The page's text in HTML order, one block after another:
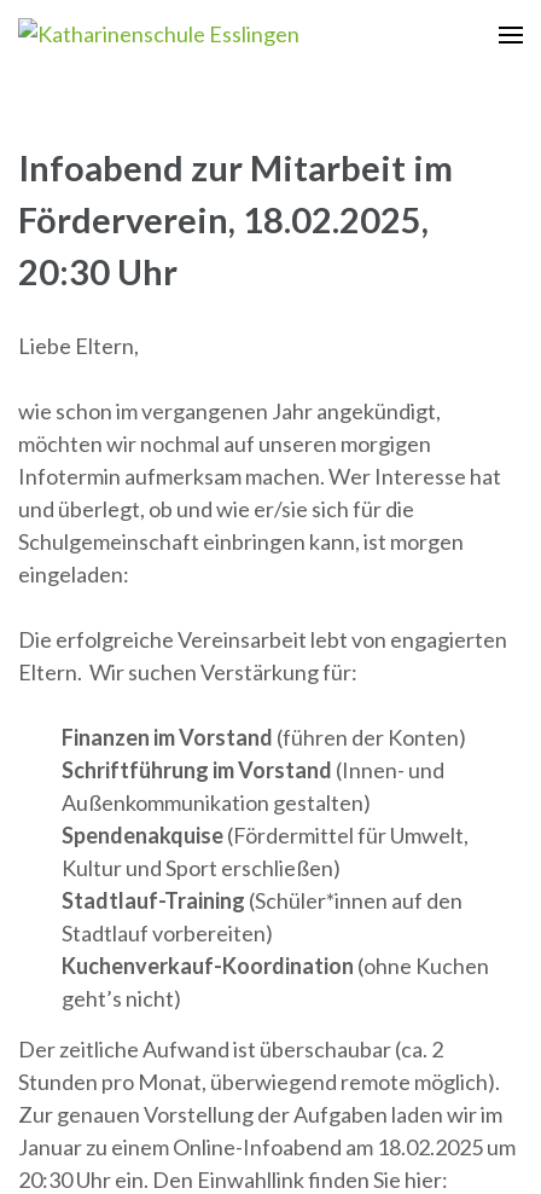
Zum
Inhalt
Infoabend zur Mitarbeit im
Förderverein, 18.02.2025,
20:30 Uhr
Liebe Eltern,
wie schon im vergangenen Jahr angekündigt,
möchten wir nochmal auf unseren morgigen
Infotermin aufmerksam machen. Wer Interesse hat
und überlegt, ob und wie er/sie sich für die
Schulgemeinschaft einbringen kann, ist morgen
eingeladen:
Die erfolgreiche Vereinsarbeit lebt von engagierten
Eltern. Wir suchen Verstärkung für:
Finanzen im Vorstand (führen der Konten)
Schriftführung im Vorstand (Innen- und
Außenkommunikation gestalten)
Spendenakquise(Fördermittel für Umwelt,
Kultur und Sport erschließen)
Stadtlauf-Training (Schüler*innen auf den
Stadtlauf vorbereiten)
Kuchenverkauf-Koordination (ohne Kuchen
geht’s nicht)
Der zeitliche Aufwand ist überschaubar (ca. 2
Stunden pro Monat, überwiegend remote möglich).
Zur genauen Vorstellung der Aufgaben laden wir im
Januar zu einem Online-Infoabend am 18.02.2025 um
20:30 Uhr ein. Den Einwahllink finden Sie hier: